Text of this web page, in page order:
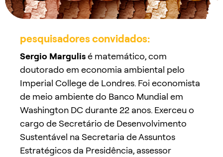
pesquisadores convidados:
Sergio Margulisé matemático, com
doutorado em economia ambiental pelo
Imperial College de Londres. Foi economista
de meio ambiente do Banco Mundial em
Washington DC durante 22 anos. Exerceu o
cargo de Secretário de Desenvolvimento
Sustentável na Secretaria de Assuntos
Estratégicos da Presidência, assessor